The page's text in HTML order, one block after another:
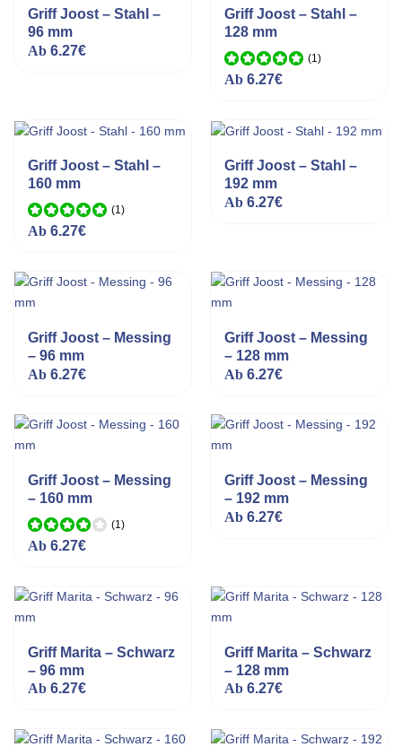
Griff Joost – Stahl –
96 mm
Ab 6.27€
Griff Joost – Stahl –
128 mm
Bewertet mit
(1)
Ab 6.27€
Griff Joost – Stahl –
160 mm
Bewertet mit
(1)
Ab 6.27€
Griff Joost – Stahl –
192 mm
Ab 6.27€
Griff Joost – Messing
– 96 mm
Ab 6.27€
Griff Joost – Messing
– 128 mm
Ab 6.27€
Griff Joost – Messing
– 160 mm
Bewertet
(1)
Ab 6.27€
Griff Joost – Messing
– 192 mm
Ab 6.27€
Griff Marita – Schwarz
– 96 mm
Ab 6.27€
Griff Marita – Schwarz
– 128 mm
Ab 6.27€